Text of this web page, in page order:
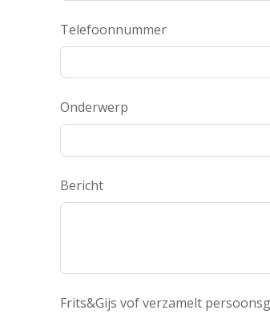
Telefoonnummer
Onderwerp
Bericht
Frits&Gijs vof verzamelt